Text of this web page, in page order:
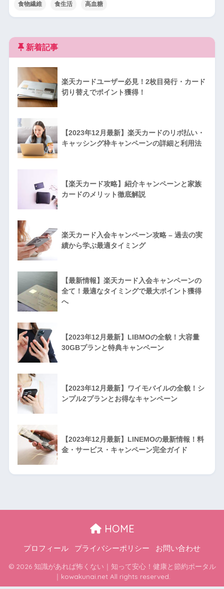
食物繊維 食生活 高血糖
新着記事
楽天カードユーザー必見！2枚目発行・カード
切り替えでポイント獲得！
【2023年12月最新】楽天カードのリボ払い・
キャッシング枠キャンペーンの詳細と利用法
【楽天カード攻略】紹介キャンペーンと家族
カードのメリット徹底解説
楽天カード入会キャンペーン攻略 – 過去の実
績から学ぶ最適タイミング
【最新情報】楽天カード入会キャンペーンの
全て！最適なタイミングで最大ポイント獲得
へ
【2023年12月最新】LIBMOの全貌！大容量
30GBプランと特典キャンペーン
【2023年12月最新】ワイモバイルの全貌！シ
ンプル2プランとお得なキャンペーン
【2023年12月最新】LINEMOの最新情報！料
金・サービス・キャンペーン完全ガイド
HOME
プロフィール プライバシーポリシー お問い合わせ
© 2026 知識があれば怖くない｜知って安心！健康と節約ポータル
｜kowakunai.net All rights reserved.